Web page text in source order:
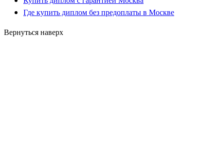
Где купить диплом без предоплаты в Москве
Вернуться наверх